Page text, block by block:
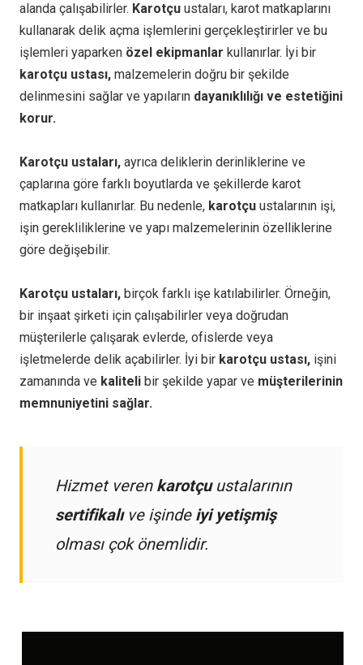
alanda çalışabilirler. Karotçu ustaları, karot matkaplarını
kullanarak delik açma işlemlerini gerçekleştirirler ve bu
işlemleri yaparken özel ekipmanlar kullanırlar. İyi bir
karotçu ustası, malzemelerin doğru bir şekilde
delinmesini sağlar ve yapıların dayanıklılığı ve estetiğini
korur.
Karotçu ustaları, ayrıca deliklerin derinliklerine ve
çaplarına göre farklı boyutlarda ve şekillerde karot
matkapları kullanırlar. Bu nedenle, karotçu ustalarının işi,
işin gerekliliklerine ve yapı malzemelerinin özelliklerine
göre değişebilir.
Karotçu ustaları, birçok farklı işe katılabilirler. Örneğin,
bir inşaat şirketi için çalışabilirler veya doğrudan
müşterilerle çalışarak evlerde, ofislerde veya
işletmelerde delik açabilirler. İyi bir karotçu ustası, işini
zamanında ve kaliteli bir şekilde yapar ve müşterilerinin
memnuniyetini sağlar.
Hizmet veren karotçuustalarının
sertifikalıve işinde iyi yetişmiş
olması çok önemlidir.